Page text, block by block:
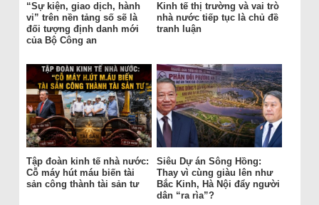
“Sự kiện, giao dịch, hành
vi” trên nền tảng số sẽ là
đối tượng định danh mới
của Bộ Công an
Kinh tế thị trường và vai trò
nhà nước tiếp tục là chủ đề
tranh luận
Tập đoàn kinh tế nhà nước:
Cỗ máy hút máu biến tài
sản công thành tài sản tư
Siêu Dự án Sông Hồng:
Thay vì cùng giàu lên như
Bắc Kinh, Hà Nội đẩy người
dân “ra rìa”?